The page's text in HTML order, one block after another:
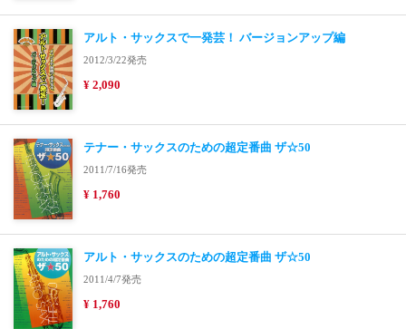
アルト・サックスで一発芸！ バージョンアップ編
2012/3/22発売
¥ 2,090
テナー・サックスのための超定番曲 ザ☆50
2011/7/16発売
¥ 1,760
アルト・サックスのための超定番曲 ザ☆50
2011/4/7発売
¥ 1,760